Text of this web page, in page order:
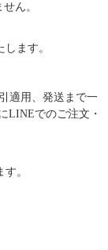
ん。
ます。
適用、発送まで一
LINEでのご注文・
。